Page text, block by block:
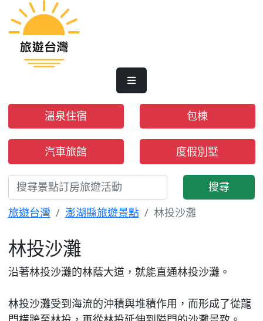
溫泉住宿 包棟
汽車旅館 度假別墅
搜尋
旅遊台灣
澎湖縣旅遊景點 林投沙灘
林投沙灘
沿著林投沙灘的林蔭大道，就能直通林投沙灘。
林投沙灘受到海流的沖積與堆積作用，而形成了從龍